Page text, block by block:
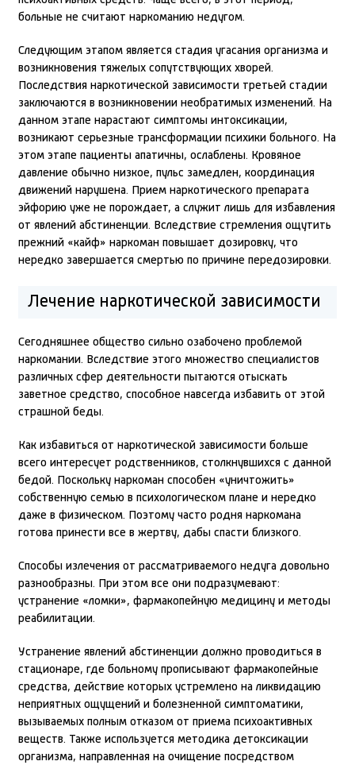
больные не считают наркоманию недугом.
Следующим этапом является стадия угасания организма и
возникновения тяжелых сопутствующих хворей.
Последствия наркотической зависимости третьей стадии
заключаются в возникновении необратимых изменений. На
данном этапе нарастают симптомы интоксикации,
возникают серьезные трансформации психики больного. На
этом этапе пациенты апатичны, ослаблены. Кровяное
давление обычно низкое, пульс замедлен, координация
движений нарушена. Прием наркотического препарата
эйфорию уже не порождает, а служит лишь для избавления
от явлений абстиненции. Вследствие стремления ощутить
прежний «кайф» наркоман повышает дозировку, что
нередко завершается смертью по причине передозировки.
Лечение наркотической зависимости
Сегодняшнее общество сильно озабочено проблемой
наркомании. Вследствие этого множество специалистов
различных сфер деятельности пытаются отыскать
заветное средство, способное навсегда избавить от этой
страшной беды.
Как избавиться от наркотической зависимости больше
всего интересует родственников, столкнувшихся с данной
бедой. Поскольку наркоман способен «уничтожить»
собственную семью в психологическом плане и нередко
даже в физическом. Поэтому часто родня наркомана
готова принести все в жертву, дабы спасти близкого.
Способы излечения от рассматриваемого недуга довольно
разнообразны. При этом все они подразумевают:
устранение «ломки», фармакопейную медицину и методы
реабилитации.
Устранение явлений абстиненции должно проводиться в
стационаре, где больному прописывают фармакопейные
средства, действие которых устремлено на ликвидацию
неприятных ощущений и болезненной симптоматики,
вызываемых полным отказом от приема психоактивных
веществ. Также используется методика детоксикации
организма, направленная на очищение посредством